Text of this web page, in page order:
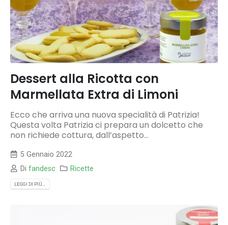
Dessert alla Ricotta con
Marmellata Extra di Limoni
Ecco che arriva una nuova specialità di Patrizia!
Questa volta Patrizia ci prepara un dolcetto che
non richiede cottura, dall’aspetto...
5 Gennaio 2022
Difandesc Ricette
LEGGI DI PIÙ...